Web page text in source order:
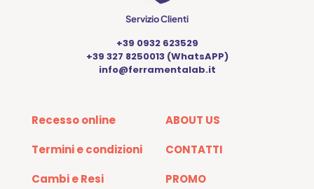
Servizio Clienti
+39 0932 623529
+39 327 8250013 (WhatsAPP)
info@ferramentalab.it
Recesso online
Termini e condizioni
Cambi e Resi
ABOUT US
CONTATTI
PROMO